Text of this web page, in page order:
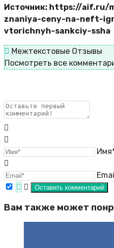
Источник: https://aif.ru/
znaniya-ceny-na-neft-
vtorichnyh-sankciy-ssha
Межтекстовые Отзывы
Посмотреть все
Вам также может